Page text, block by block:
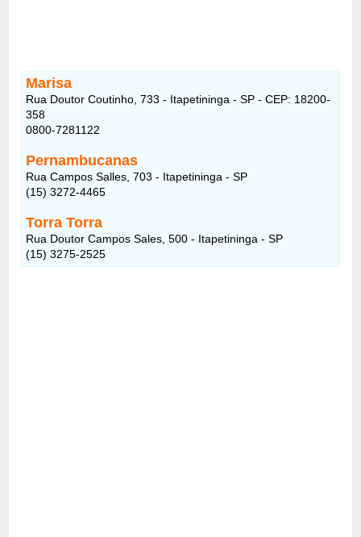
Marisa
Rua Doutor Coutinho, 733 - Itapetininga - SP - CEP: 18200-
358
0800-7281122
Pernambucanas
Rua Campos Salles, 703 - Itapetininga - SP
(15) 3272-4465
Torra Torra
Rua Doutor Campos Sales, 500 - Itapetininga - SP
(15) 3275-2525